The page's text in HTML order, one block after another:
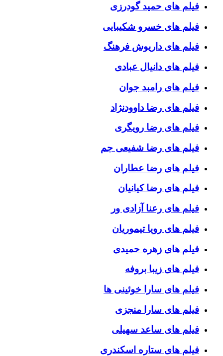
فیلم های حمید گودرزی
فیلم های خسرو شکیبایی
فیلم های داریوش فرهنگ
فیلم های دانیال عبادی
فیلم های رامبد جوان
فیلم های رضا داوودنژاد
فیلم های رضا رویگری
فیلم های رضا شفیعی جم
فیلم های رضا عطاران
فیلم های رضا کیانیان
فیلم های رعنا آزادی ور
فیلم های رویا تیموریان
فیلم های زهره حمیدی
فیلم های زیبا بروفه
فیلم های سارا خوئینی ها
فیلم های سارا منجزی
فیلم های ساعد سهیلی
فیلم های ستاره اسکندری